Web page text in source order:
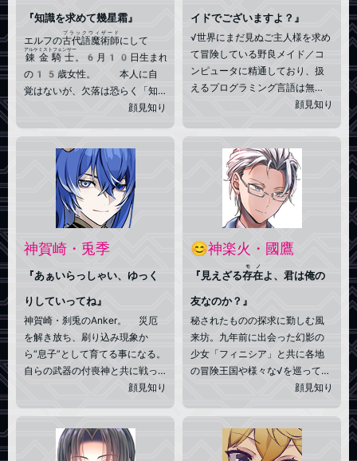
『知識を求めて幾星霜』
エルフの古代語魔術師
ブラックウィザード
にして
錬金騎士
アルケミストフェンサー
。6月10日生まれ
の15歳女性。 本人に自
覚はないが、欠落は恐らく「知
識」。 それなりに優秀な頭脳
め。 知識を求めて様々な書物
やマジックアイテム、骨董品を
集め続けている。
顔見知り
イドでございますよ？』
√世界にまだ見ぬご主人様を求め
て冒険している野良メイド／コ
ンピュータに精通しており、扱
えるプログラミング言語は無
数。このメイドに任せれば大抵
グラムから魔法のような事象を
発現させる√能力をあつかう
“世界で最も新しい古代語”の魔術
ラステスト・ブラックウィザード
』である／「眼で認識する能
力」を欠落している（眼や視力
を失ったわけではないが、視た
ものを認識できない）
顔見知り
神賀崎・兎季
『あぁいらっしゃい、ゆっく
りしていってね』
神賀崎・刹兎のAnker。 災厄
を解き放ち、刷り込み現象か
ら“息子”として育てる事になる。
自らの武器の付喪神と共に戦っ
ているものの、今は基本的に祖
り、“家族”として過ごす。実年齢
はかなり上だが化け術でこの
顔見知り
😊神楽火・國鷹
『見えざる存在
モノ
よ、君は俺の
友なのか？』
秘されたものの探求に勤しむ風
来坊。九年前に出会った幻影の
少女「フィニシア」と共に各地
の冒険王国や様々な√を巡ってい
る。 魔術師を自称するが、√能
ティーセットの蒐集癖を持ち、
ややワーカホリック気味。小食
顔見知り